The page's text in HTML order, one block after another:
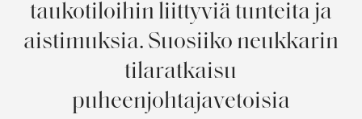
taukotiloihin liittyviä tunteita ja
aistimuksia. Suosiiko neukkarin
tilaratkaisu
puheenjohtajavetoisia